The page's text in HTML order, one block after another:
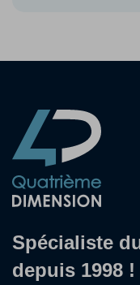
Spécialiste
depuis 1998 !